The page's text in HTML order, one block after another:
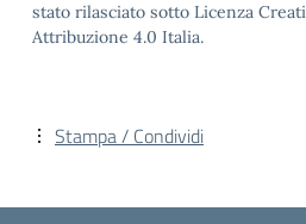
stato rilasciato sotto Licenza
Attribuzione 4.0 Italia.
Stampa / Condividi